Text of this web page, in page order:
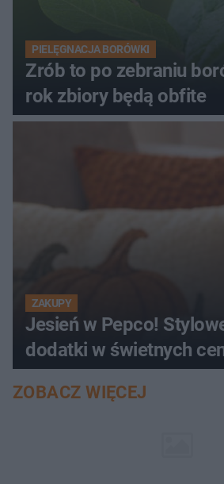
PIELĘGNACJA BORÓWKI
Zrób to po zebraniu
rok zbiory będą obfite
ZAKUPY
Jesień w Pepco!
dodatki w świetnych
ZOBACZ WIĘCEJ